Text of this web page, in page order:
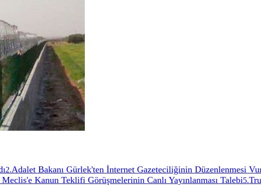
2.Adalet Bakanı Gürlek'ten İnternet Gazeteciliğinin Düzenlenmesi
Kanun Teklifi Görüşmelerinin Canlı Yayınlanması Talebi5.